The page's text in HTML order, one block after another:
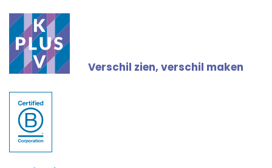
Verschil zien, verschil maken